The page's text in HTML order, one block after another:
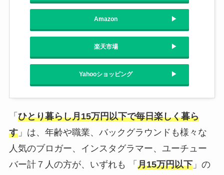
Amazon
楽天市場
Yahooショッピング
「 ひとり暮らし月15万円以下で毎日楽しく暮ら
す」は、年齢や職業、バックグラウンドも様々な
人気のブロガー、インスタグラマー、ユーチュー
バー計７人の方が、いずれも 「 月15万円以下」の